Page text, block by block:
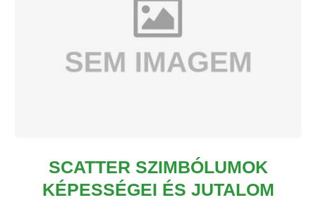
SCATTER SZIMBÓLUMOK
KÉPESSÉGEI ÉS JUTALOM